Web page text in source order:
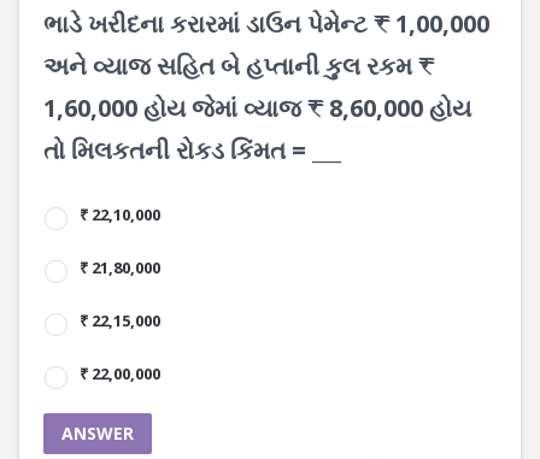
ભાડે ખરીદના કરારમાં ડાઉન પેમેન્ટ ₹ 1,00,000
અને વ્યાજ સહિત બે હપ્તાની કુલ રકમ ₹
1,60,000 હોય જેમાં વ્યાજ ₹ 8,60,000 હોય
તો મિલકતની રોકડ કિંમત = ___
₹ 22,10,000
₹ 21,80,000
₹ 22,15,000
₹ 22,00,000
ANSWER